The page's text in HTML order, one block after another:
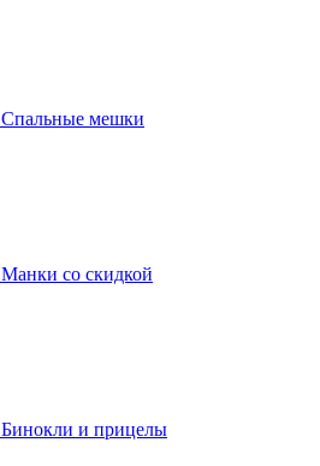
Спальные мешки
Манки со скидкой
Бинокли и прицелы